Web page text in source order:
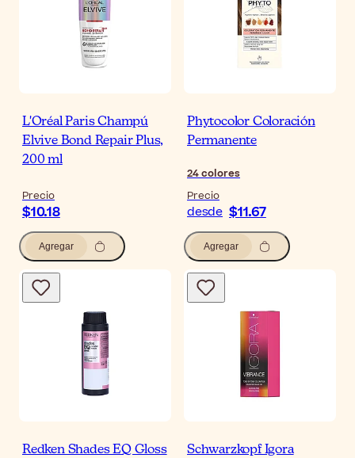
L'Oréal Paris Champú
Elvive Bond Repair Plus,
200 ml
Precio
$10.18
Agregar
Phytocolor Coloración
Permanente
24colores
Precio
desde $11.67
Agregar
Redken Shades EQ Gloss
Schwarzkopf Igora